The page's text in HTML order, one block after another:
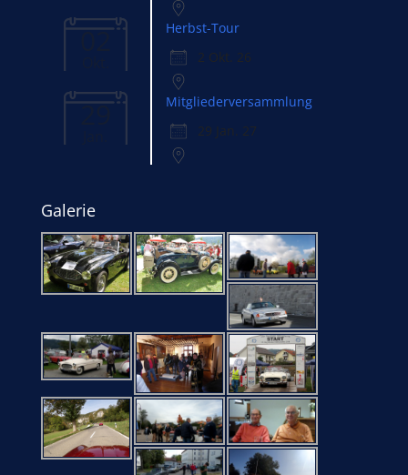
02
Herbst-Tour
2 Okt. 26
29
Mitgliederversammlung
29 Jan. 27
Galerie